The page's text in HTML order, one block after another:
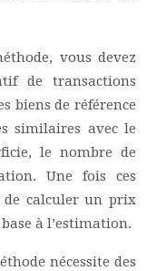
vous devez
de transactions
biens de référence
similaires avec le
le nombre de
Une fois ces
de calculer un prix
à l’estimation.
nécessite des